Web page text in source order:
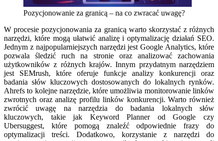
Pozycjonowanie za granicą – na co zwracać uwagę?
W procesie pozycjonowania za granicą warto skorzystać z różnych
narzędzi, które mogą ułatwić analizę i optymalizację działań SEO.
Jednym z najpopularniejszych narzędzi jest Google Analytics, które
pozwala śledzić ruch na stronie oraz analizować zachowania
użytkowników z różnych krajów. Innym przydatnym narzędziem
jest SEMrush, które oferuje funkcje analizy konkurencji oraz
badania słów kluczowych dostosowanych do lokalnych rynków.
Ahrefs to kolejne narzędzie, które umożliwia monitorowanie linków
zwrotnych oraz analizę profilu linków konkurencji. Warto również
zwrócić uwagę na narzędzia do badania lokalnych słów
kluczowych, takie jak Keyword Planner od Google czy
Ubersuggest, które pomogą znaleźć odpowiednie frazy do
optymalizacji treści. Dodatkowo, korzystanie z narzędzi do